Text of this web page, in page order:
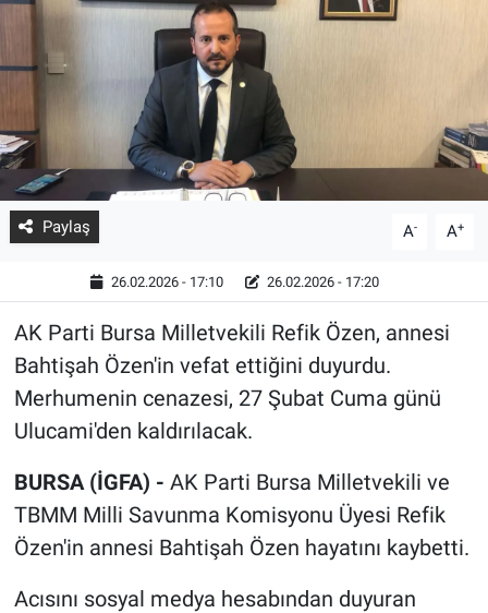
Paylaş A- A+
26.02.2026 - 17:10 26.02.2026 - 17:20
AK Parti Bursa Milletvekili Refik Özen, annesi
Bahtişah Özen'in vefat ettiğini duyurdu.
Merhumenin cenazesi, 27 Şubat Cuma günü
Ulucami'den kaldırılacak.
BURSA (İGFA) - AK Parti Bursa Milletvekili ve
TBMM Milli Savunma Komisyonu Üyesi Refik
Özen'in annesi Bahtişah Özen hayatını kaybetti.
Acısını sosyal medya hesabından duyuran